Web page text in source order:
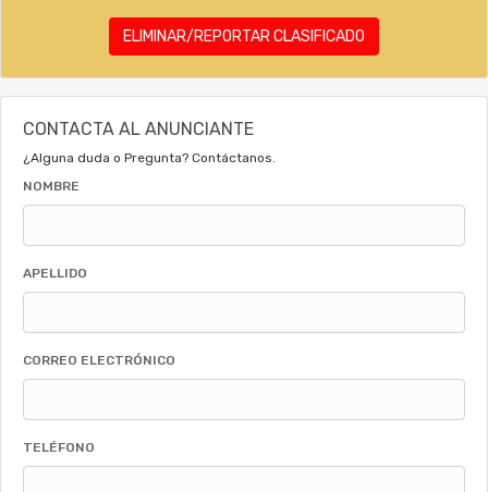
ELIMINAR/REPORTAR CLASIFICADO
CONTACTA AL ANUNCIANTE
¿Alguna duda o Pregunta? Contáctanos.
NOMBRE
APELLIDO
CORREO ELECTRÓNICO
TELÉFONO